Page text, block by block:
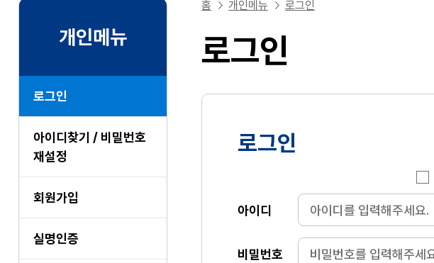
개인메뉴
로그인
아이디찾기 / 비밀번호
재설정
회원가입
실명인증
홈 개인메뉴 로그인
로그인
로그인
아이디
비밀번호